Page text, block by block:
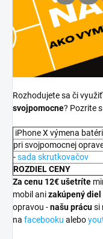
Rozhodujete sa či
svojpomocne? Pozrite
iPhone X výmena
pri svojpomocnej
-sada skrutkovačov
ROZDIEL CENY
Za cenu 12€ ušetríte
mobil anizakúpený diel
opravou -našu prácusi
na facebooku alebo